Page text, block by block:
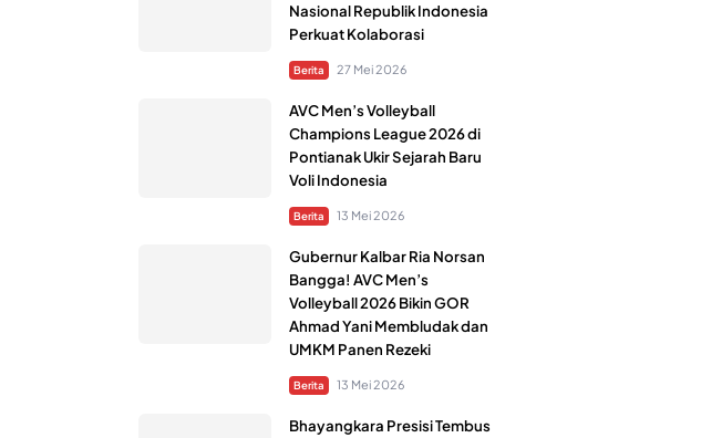
Nasional Republik Indonesia
Perkuat Kolaborasi
Berita 27 Mei 2026
AVC Men’s Volleyball
Champions League 2026 di
Pontianak Ukir Sejarah Baru
Voli Indonesia
Berita 13 Mei 2026
Gubernur Kalbar Ria Norsan
Bangga! AVC Men’s
Volleyball 2026 Bikin GOR
Ahmad Yani Membludak dan
UMKM Panen Rezeki
Berita 13 Mei 2026
Bhayangkara Presisi Tembus